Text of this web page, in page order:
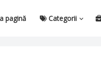
pagină Categorii